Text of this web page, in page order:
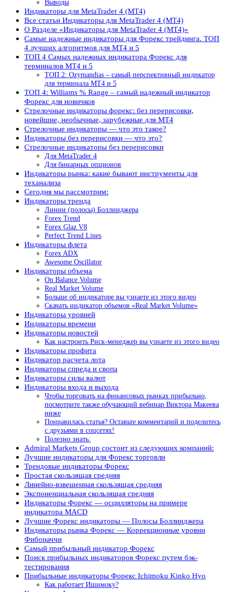
Выводы
Индикаторы для MetaTrader 4 (MT4)
Все статьи Индикаторы для MetaTrader 4 (MT4)
О Разделе «Индикаторы для MetaTrader 4 (MT4)»
Самые надежные индикаторы для Форекс трейдинга. ТОП
4 лучших алгоритмов для MT4 и 5
ТОП 4 Самых надежных индикатора Форекс для
терминалов MT4 и 5
ТОП 2: Ozymandias – самый перспективный индикатор
для терминала MT4 и 5
ТОП 4: Williams % Range – самый надежный индикатор
Форекс для новичков
Стрелочные индикаторы форекс: без перерисовки,
новейшие, необычные, зарубежные для МТ4
Стрелочные индикаторы — что это такое?
Индикаторы без перерисовки — что это?
Стрелочные индикаторы без перерисовки
Для MetaTrader 4
Для бинарных опционов
Индикаторы рынка: какие бывают инструменты для
теханализа
Сегодня мы рассмотрим:
Индикаторы тренда
Линии (полосы) Боллинджера
Forex Trend
Forex Glaz V8
Perfect Trend Lines
Индикаторы флета
Forex ADX
Awesome Oscillator
Индикаторы объема
On Balance Volume
Real Market Volume
Больше об индикаторе вы узнаете из этого видео
Скачать индикатор объемов «Real Market Volume»
Индикаторы уровней
Индикаторы времени
Индикаторы новостей
Как настроить Риск-менеджер вы узнаете из этого видео
Индикаторы профита
Индикатор расчета лота
Индикаторы спреда и свопа
Индикаторы силы валют
Индикаторы входа и выхода
Чтобы торговать на финансовых рынках прибыльно,
посмотрите также обучающий вебинар Виктора Макеева
ниже
Понравилась статья? Оставьте комментарий и поделитесь
с друзьями в соцсетях!
Полезно знать:
Admiral Markets Group состоит из следующих компаний:
Лучшие индикаторы для Форекс торговли
Трендовые индикаторы Форекс
Простая скользящая средняя
Линейно-взвешенная скользящая средняя
Экспоненциальная скользящая средняя
Индикаторы Форекс — осцилляторы на примере
индикатора MACD
Лучшие Форекс индикаторы — Полосы Боллинджера
Индикаторы рынка Форекс — Коррекционные уровни
Фибоначчи
Самый прибыльный индикатор Форекс
Поиск прибыльных индикаторов Форекс путем бэк-
тестирования
Прибыльные индикаторы Форекс Ichimoku Kinko Hyo
Как работает Ишимоку?